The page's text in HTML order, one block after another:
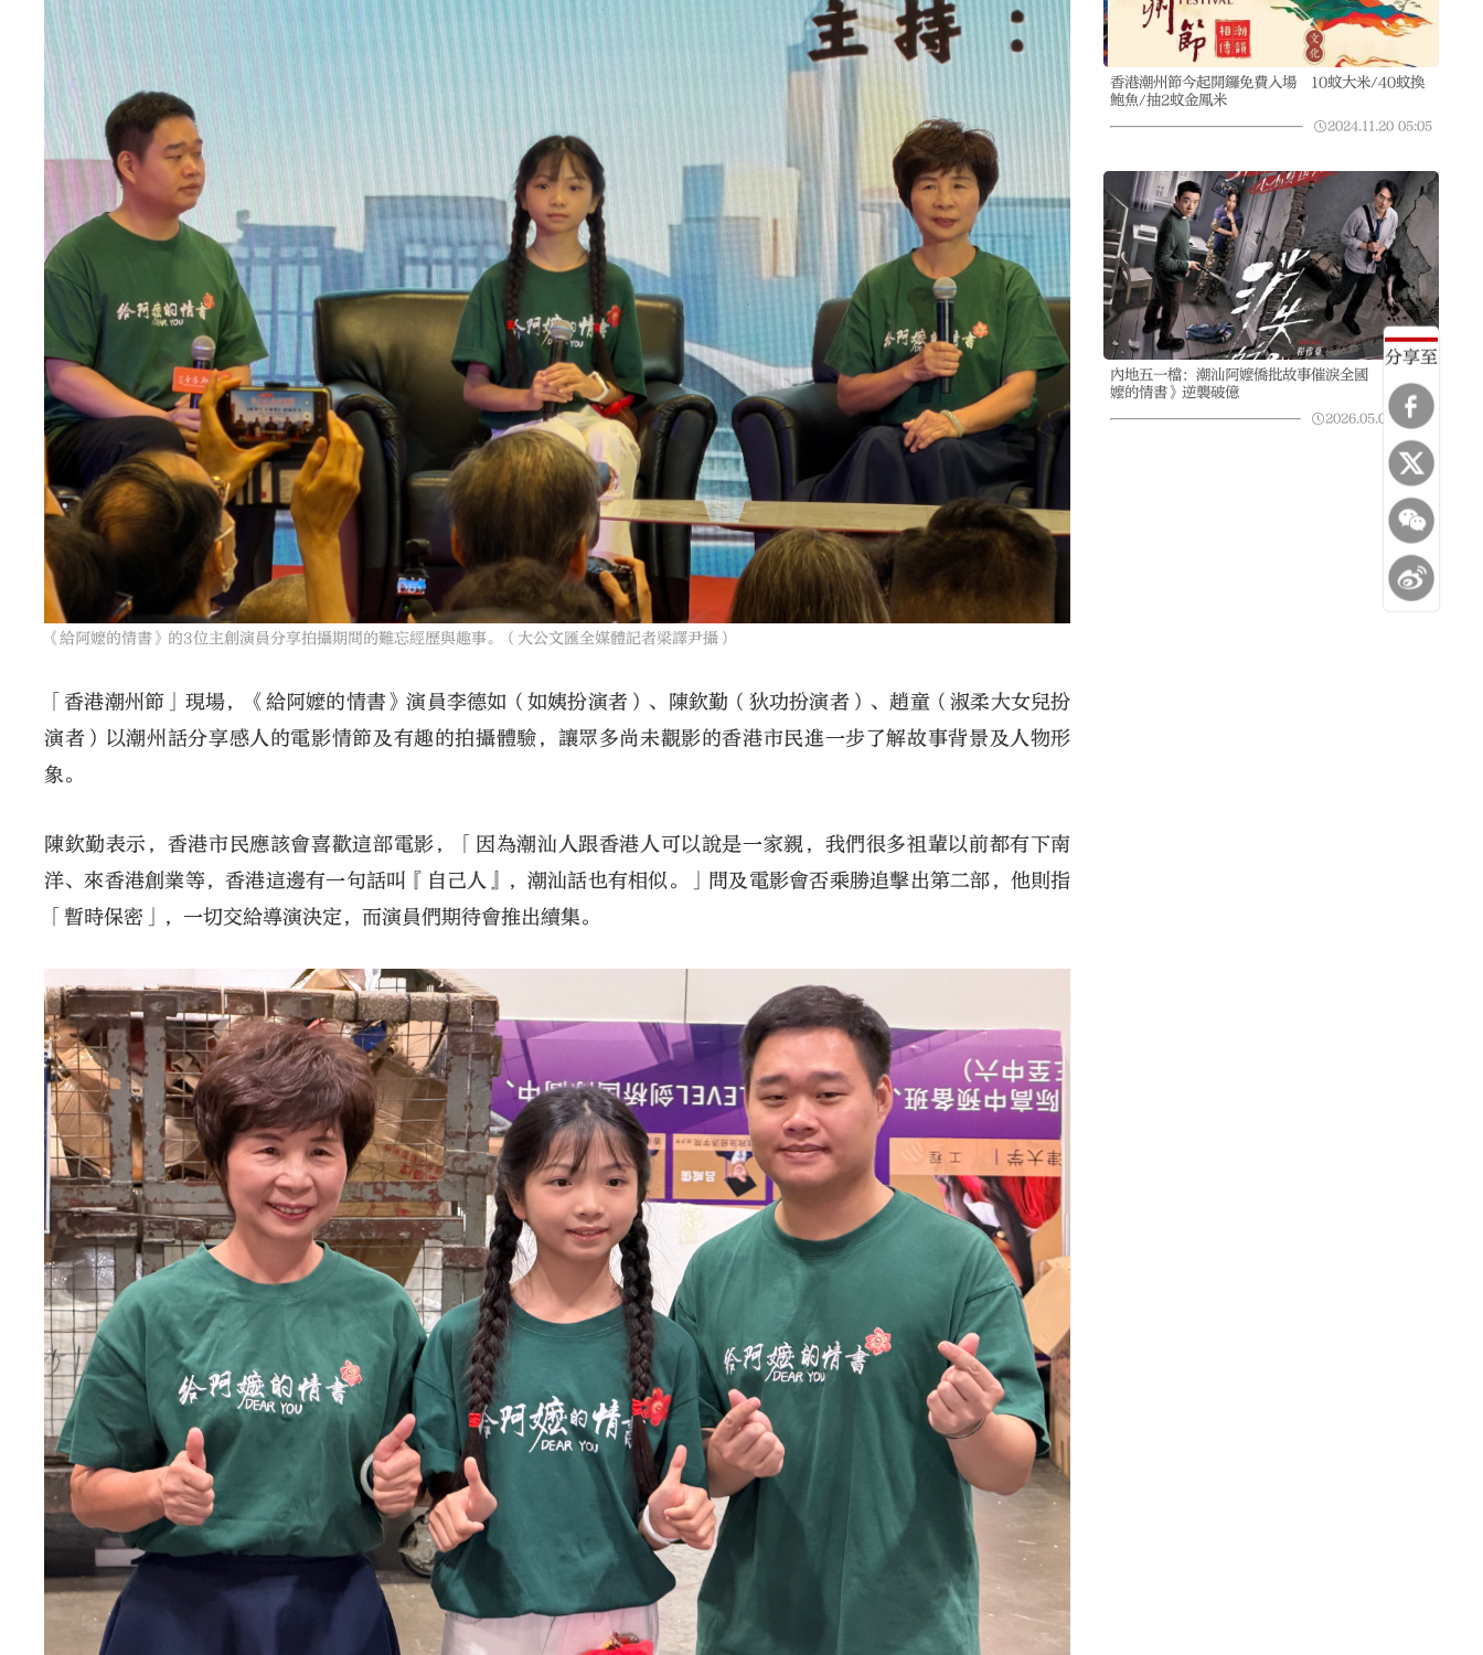
分享至
《給阿嬤的情書》的3位主創演員分享拍攝期間的難忘經歷與趣事。（大公文匯全媒體記者梁譯尹攝）
「香港潮州節」現場，《給阿嬤的情書》演員李德如（如姨扮演者）、陳欽勤（狄功扮演者）、趙童（淑柔大女兒扮
演者）以潮州話分享感人的電影情節及有趣的拍攝體驗，讓眾多尚未觀影的香港市民進一步了解故事背景及人物形
象。
陳欽勤表示，香港市民應該會喜歡這部電影，「因為潮汕人跟香港人可以說是一家親，我們很多祖輩以前都有下南
洋、來香港創業等，香港這邊有一句話叫『自己人』，潮汕話也有相似。」問及電影會否乘勝追擊出第二部，他則指
「暫時保密」，一切交給導演決定，而演員們期待會推出續集。
香港潮州節今起開鑼免費入場 10蚊大米/40蚊換
鮑魚/抽2蚊金鳳米
2024.11.20 05:05
內地五一檔：潮汕阿嬤僑批故事催淚全國 《給阿
嬤的情書》逆襲破億
2026.05.05 23:50